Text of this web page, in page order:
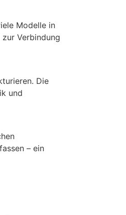
Modelle in
Verbindung
Die
und
– ein